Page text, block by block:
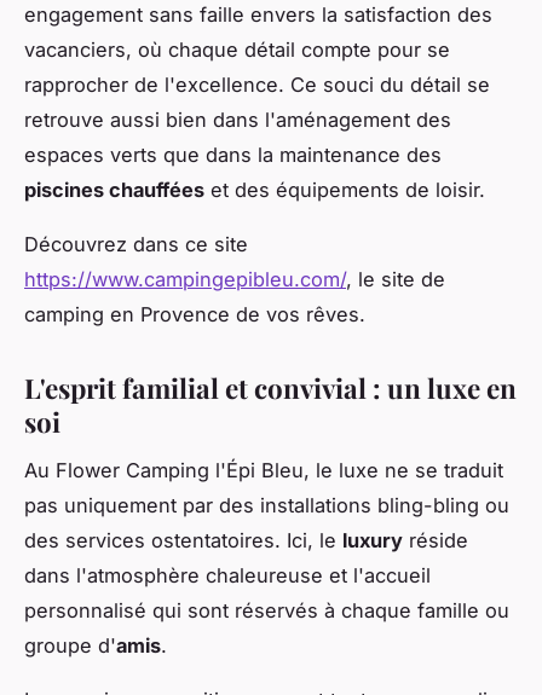
engagement sans faille envers la satisfaction des
vacanciers, où chaque détail compte pour se
rapprocher de l'excellence. Ce souci du détail se
retrouve aussi bien dans l'aménagement des
espaces verts que dans la maintenance des
piscines chauffées et des équipements de loisir.
Découvrez dans ce site
https://www.campingepibleu.com/, le site de
camping en Provence de vos rêves.
L'esprit familial et convivial : un luxe en
soi
Au Flower Camping l'Épi Bleu, le luxe ne se traduit
pas uniquement par des installations bling-bling ou
des services ostentatoires. Ici, le luxury réside
dans l'atmosphère chaleureuse et l'accueil
personnalisé qui sont réservés à chaque famille ou
groupe d'amis.